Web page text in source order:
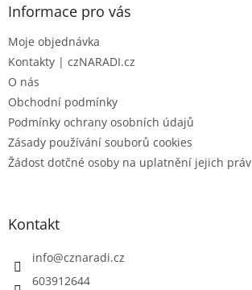
Informace pro vás
Moje objednávka
Kontakty | czNARADI.cz
O nás
Obchodní podmínky
Podmínky ochrany osobních údajů
Zásady používání souborů cookies
Žádost dotčné osoby na uplatnění jejich práv
Kontakt
info@cznaradi.cz
603912644